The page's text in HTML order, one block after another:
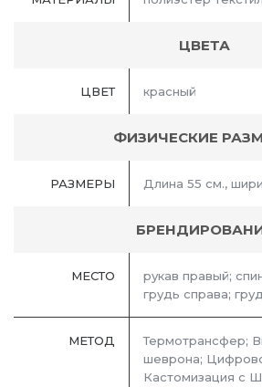
ЦВЕТА
ЦВЕТ красный
ФИЗИЧЕСКИЕ
РАЗМЕРЫ Длина 55 см.,
МЕСТО
рукав правый;
грудь справа;
МЕТОД
Термотрансфер;
шеврона;
Кастомизация с